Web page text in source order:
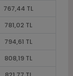
767,44 TL
781,02 TL
794,61 TL
808,19 TL